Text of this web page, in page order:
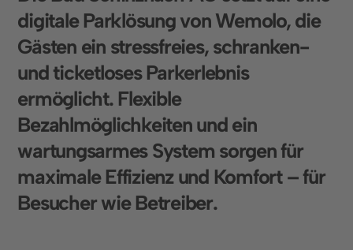
digitale Parklösung von Wemolo, die
Gästen ein stressfreies, schranken-
und ticketloses Parkerlebnis
ermöglicht. Flexible
Bezahlmöglichkeiten und ein
wartungsarmes System sorgen für
maximale Effizienz und Komfort – für
Besucher wie Betreiber.